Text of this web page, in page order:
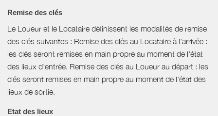
Remise des clés
Le Loueur et le Locataire définissent les modalités de remise
des clés suivantes : Remise des clés au Locataire à l'arrivée :
les clés seront remises en main propre au moment de l'état
des lieux d'entrée. Remise des clés au Loueur au départ : les
clés seront remises en main propre au moment de l'état des
lieux de sortie.
Etat des lieux